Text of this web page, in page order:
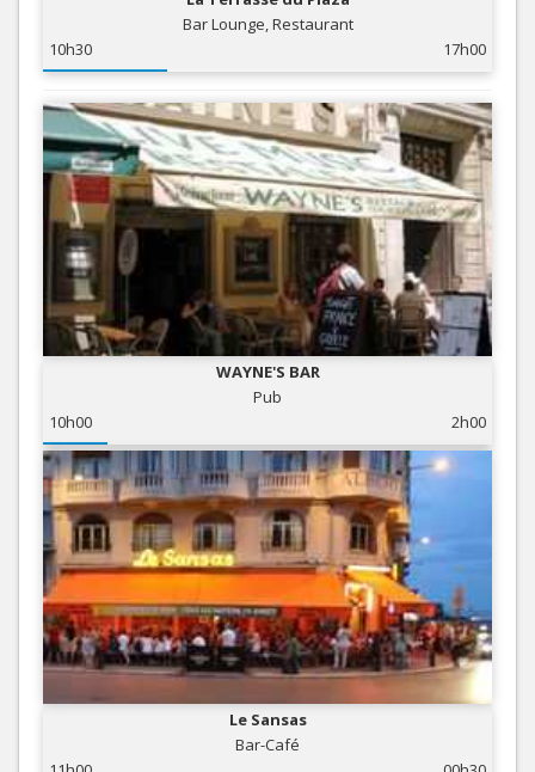
Bar Lounge, Restaurant
10h30
17h00
WAYNE'S BAR
Pub
10h00
2h00
Le Sansas
Bar-Café